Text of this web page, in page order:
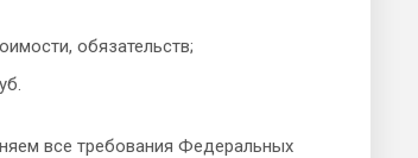
обязательств;
все требования Федеральных